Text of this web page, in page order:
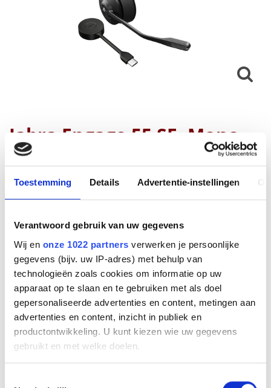
Toestemming Details Advertentie-instellingen
Verantwoord gebruik van uw gegevens
Wij en onze 1022 partners verwerken je persoonlijke
gegevens (bijv. uw IP-adres) met behulp van
technologieën zoals cookies om informatie op uw
apparaat op te slaan en te gebruiken met als doel
gepersonaliseerde advertenties en content, metingen aan
advertenties en content, inzicht in publiek en
productontwikkeling. U kunt kiezen wie uw gegevens
gebruikt en met welke doelen.
Jabra Engage 55 SE, Mono,
Link400c, Uc,EM EA/APAC
Fabrikant
Productnummer
9653-430-111
EAN code
5706991030600
Bruto advies prijs
282 341 incl.btw)
€175,47 (€ 212, 32 incl.btw)
Bestel